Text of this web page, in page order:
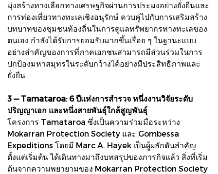
มุ่งสร้างทางเลือกทางเศรษฐกิจผ่านการประมงอย่างยั่งยืนและ
การท่องเที่ยวทางทะเลเชิงอนุรักษ์ ควบคู่ไปกับการเสริมสร้าง
บทบาทของชุมชนท้องถิ่นในการดูแลทรัพยากรทางทะเลของ
ตนเอง กำลังได้รับการยอมรับมากขึ้นเรื่อย ๆ ในฐานะแบบ
อย่างสำคัญของการที่ภาคเอกชนสามารถมีส่วนร่วมในการ
ปกป้องมหาสมุทรในระดับกว้างได้อย่างมีประสิทธิภาพและ
ยั่งยืน
3 — Tamataroa: 6 ปีแห่งการสำรวจ หนึ่งงานวิจัยระดับ
ปริญญาเอก และหนึ่งสายพันธุ์ใกล้สูญพันธุ์
โครงการ Tamataroa ซึ่งเป็นความร่วมมือระหว่าง
Mokarran Protection Society และ Gombessa
Expeditions โดยมี Marc A. Hayek เป็นผู้ผลักดันสำคัญ
ตั้งแต่เริ่มต้น ได้เดินทางมาถึงบทสรุปของภารกิจแล้ว สิ่งที่เริ่ม
ต้นจากความพยายามของ Mokarran Protection Society